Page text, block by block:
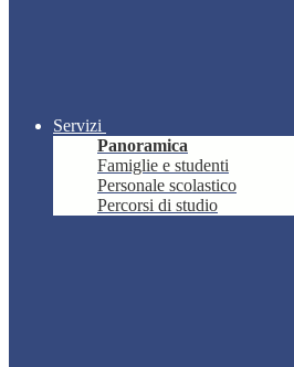
Servizi
Panoramica
Famiglie e studenti
Personale scolastico
Percorsi di studio